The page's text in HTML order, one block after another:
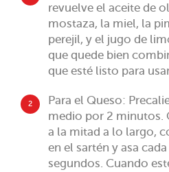
revuelve el aceite de
mostaza, la miel, la
perejil, y el jugo de
que quede bien
que esté listo para
2
Para el Queso:
medio por 2 minutos.
a la mitad a lo largo,
en el sartén y asa
segundos. Cuando